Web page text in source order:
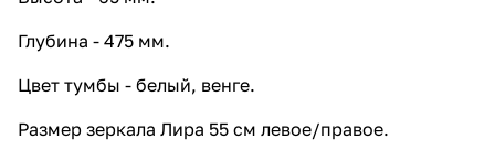
белый
4 620 ₽ x 1 шт5 775 ₽
белый
Глубина - 475 мм.
Цвет тумбы - белый, венге.
Размер зеркала Лира 55 см левое/правое.